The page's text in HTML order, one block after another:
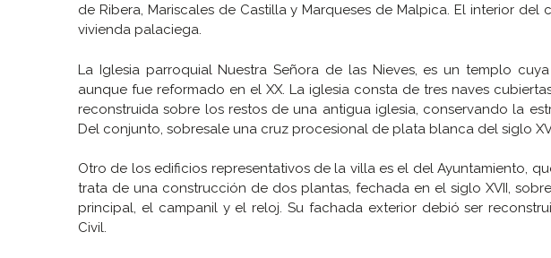
de Ribera, Mariscales de Castilla y Marqueses de Malpica. El interior
vivienda palaciega.
La Iglesia parroquial Nuestra Señora de las Nieves, es un templo
aunque fue reformado en el XX. La iglesia consta de tres naves
reconstruida sobre los restos de una antigua iglesia, conservando la
Del conjunto, sobresale una cruz procesional de plata blanca del siglo
Otro de los edificios representativos de la villa es el del Ayuntamiento,
trata de una construcción de dos plantas, fechada en el siglo XVII,
principal, el campanil y el reloj. Su fachada exterior debió ser
Civil.